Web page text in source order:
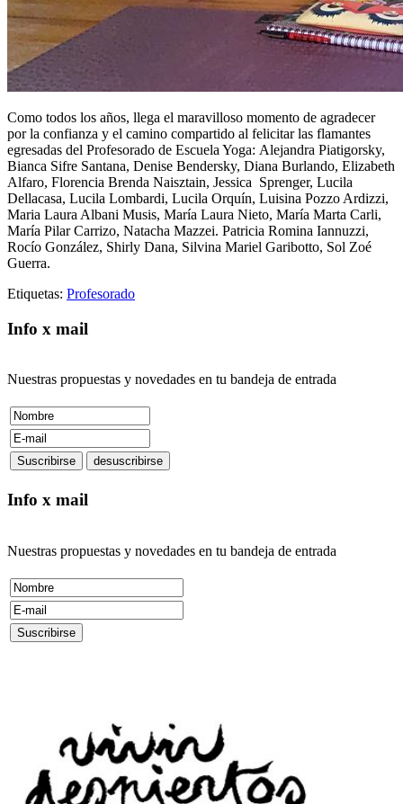
Como todos los años, llega el maravilloso momento de agradecer
por la confianza y el camino compartido al felicitar las flamantes
egresadas del Profesorado de Escuela Yoga: Alejandra Piatigorsky,
Bianca Sifre Santana, Denise Bendersky, Diana Burlando, Elizabeth
Alfaro, Florencia Brenda Naisztain, Jessica Sprenger, Lucila
Dellacasa, Lucila Lombardi, Lucila Orquín, Luisina Pozzo Ardizzi,
Maria Laura Albani Musis, María Laura Nieto, María Marta Carli,
María Pilar Carrizo, Natacha Mazzei. Patricia Romina Iannuzzi,
Rocío González, Shirly Dana, Silvina Mariel Garibotto, Sol Zoé
Guerra.
Etiquetas: Profesorado
Info x mail
Nuestras propuestas y novedades en tu bandeja de entrada
Info x mail
Nuestras propuestas y novedades en tu bandeja de entrada